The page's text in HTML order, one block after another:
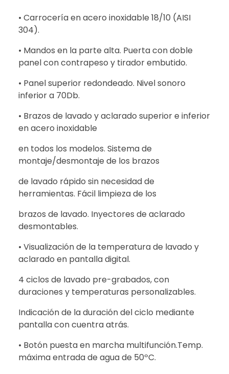
• Carrocería en acero inoxidable 18/10 (AISI
304).
• Mandos en la parte alta. Puerta con doble
panel con contrapeso y tirador embutido.
• Panel superior redondeado. Nivel sonoro
inferior a 70Db.
• Brazos de lavado y aclarado superior e inferior
en acero inoxidable
en todos los modelos. Sistema de
montaje/desmontaje de los brazos
de lavado rápido sin necesidad de
herramientas. Fácil limpieza de los
brazos de lavado. Inyectores de aclarado
desmontables.
• Visualización de la temperatura de lavado y
aclarado en pantalla digital.
4 ciclos de lavado pre-grabados, con
duraciones y temperaturas personalizables.
Indicación de la duración del ciclo mediante
pantalla con cuentra atrás.
• Botón puesta en marcha multifunción.Temp.
máxima entrada de agua de 50ºC.